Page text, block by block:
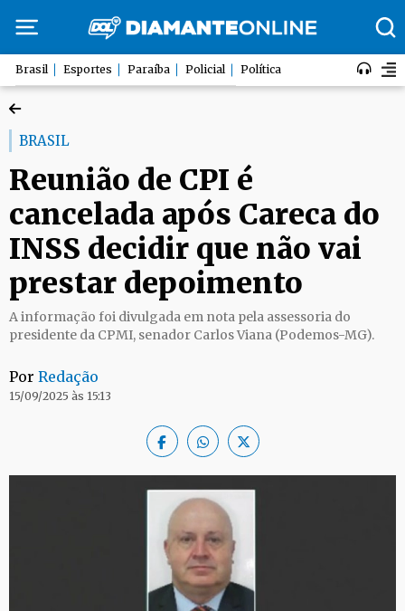
Brasil Esportes Paraíba Policial Política
BRASIL
Reunião de CPI é
cancelada após Careca do
INSS decidir que não vai
prestar depoimento
A informação foi divulgada em nota pela assessoria do
presidente da CPMI, senador Carlos Viana (Podemos-MG).
Por Redação
15/09/2025 às 15:13